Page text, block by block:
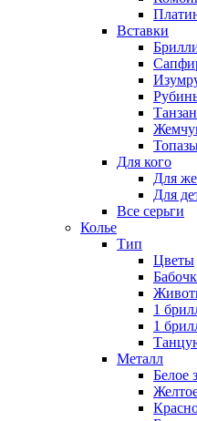
Вставки
Для кого
Для
Для
Все серьги
Колье
Тип
Цветы
1
1
Металл
Белое